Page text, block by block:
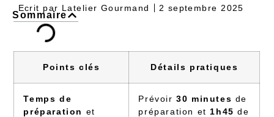
Ecrit par Latelier Gourmand 2 septembre 2025
Sommaire
Points clés Détails pratiques
Temps de
préparation et
Prévoir30 minutes de
préparation et 1h45 de